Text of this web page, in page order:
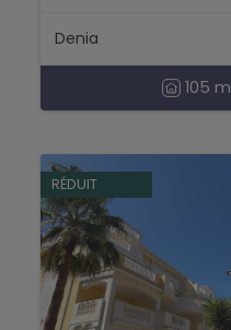
Denia
105 m
RÉDUIT